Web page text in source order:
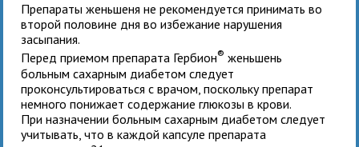
Препараты женьшеня не рекомендуется принимать во
второй половине дня во избежание нарушения
засыпания.
Перед приемом препарата Гербион® женьшень
больным сахарным диабетом следует
проконсультироваться с врачом, поскольку препарат
немного понижает содержание глюкозы в крови.
При назначении больным сахарным диабетом следует
учитывать, что в каждой капсуле препарата